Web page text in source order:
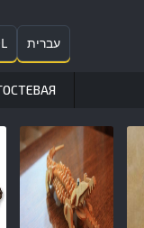
עברית